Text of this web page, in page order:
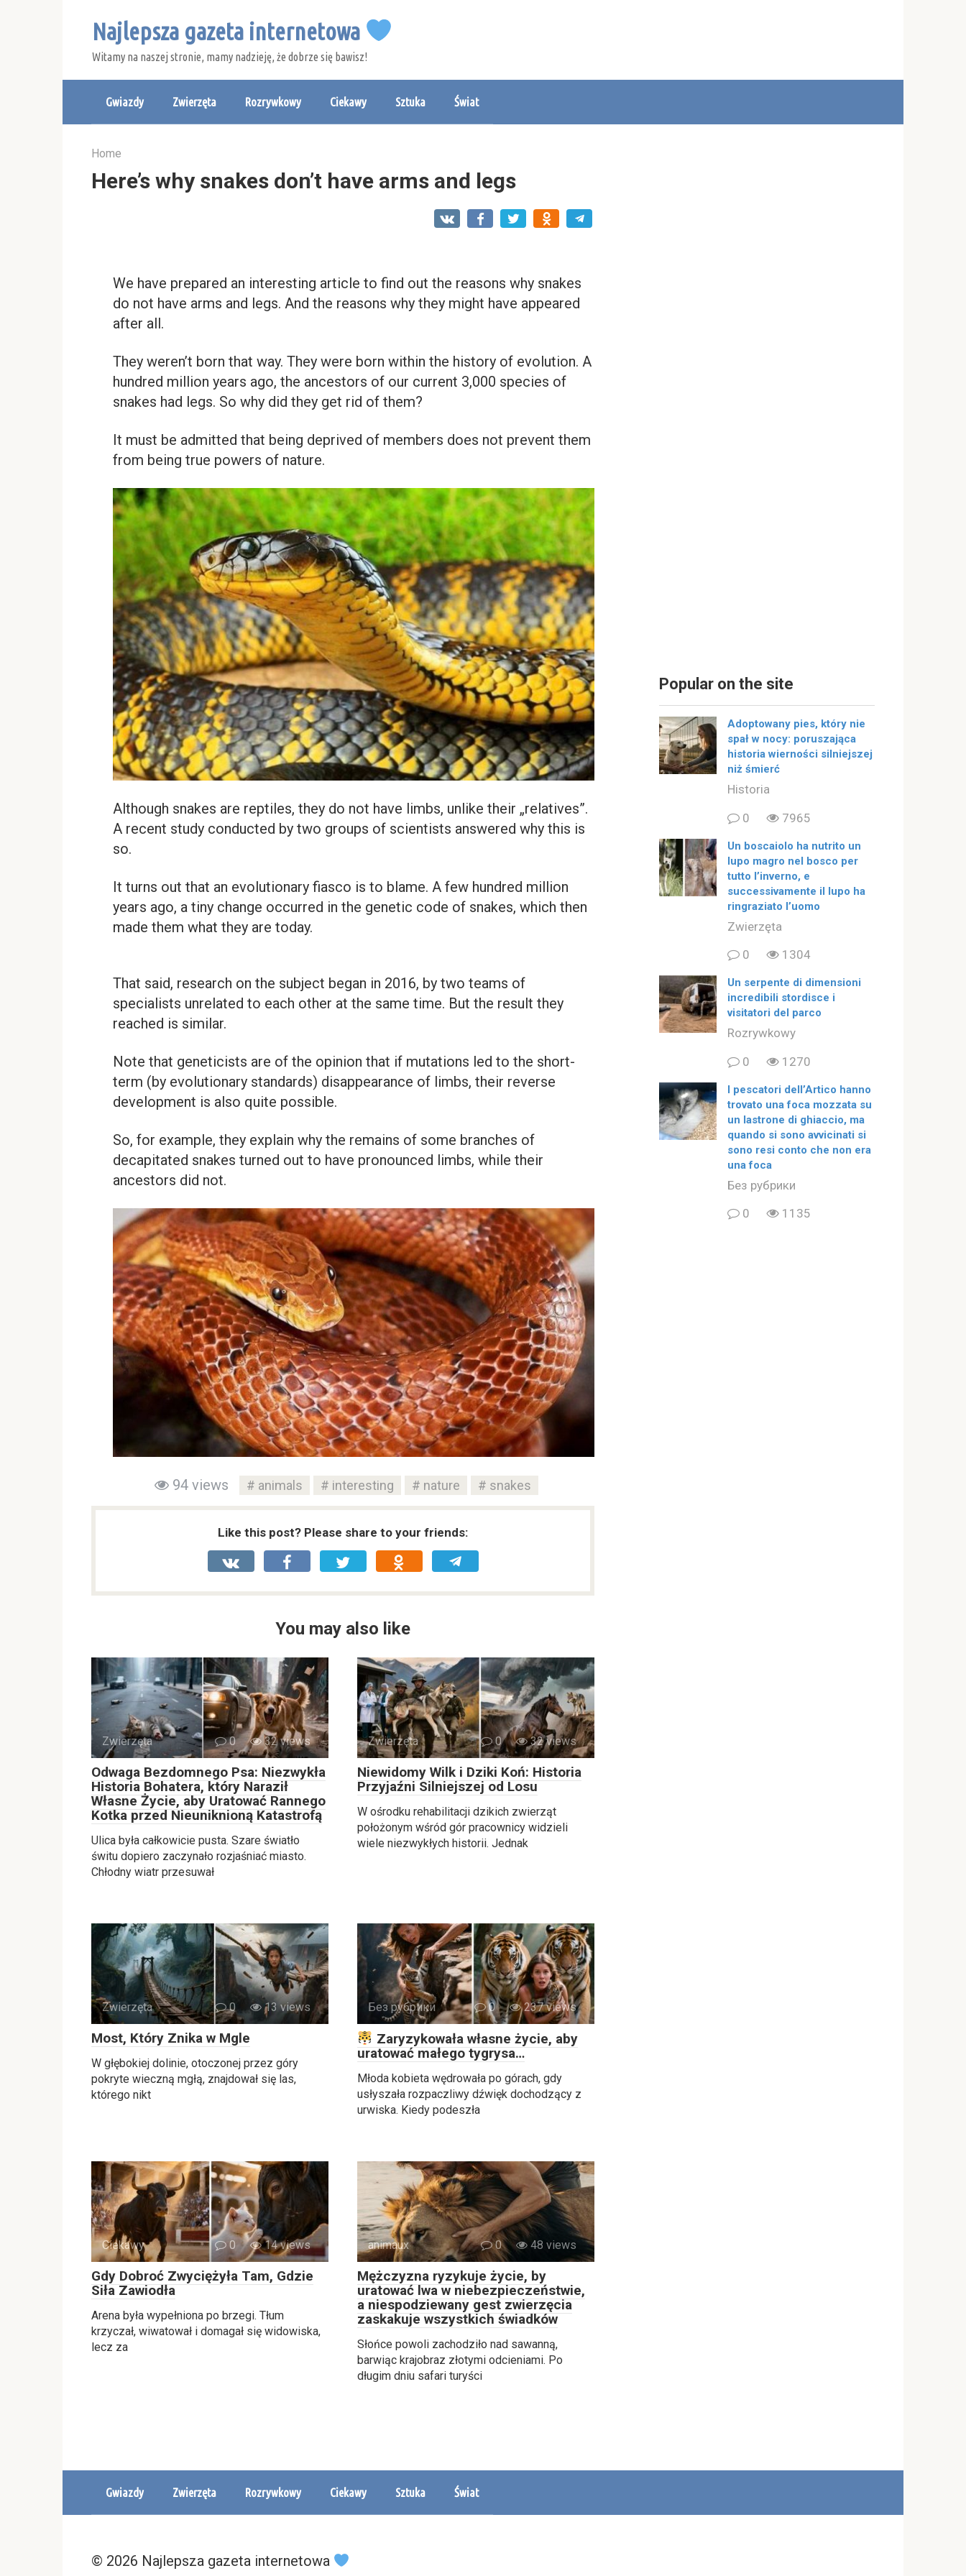
Najlepsza gazeta internetowa
Witamy na naszej stronie, mamy nadzieję, że dobrze się bawisz!
Gwiazdy Zwierzęta Rozrywkowy Ciekawy Sztuka Świat
Home
Here’s why snakes don’t have arms and legs
We have prepared an interesting article to find out the reasons why snakes
do not have arms and legs. And the reasons why they might have appeared
after all.
They weren’t born that way. They were born within the history of evolution. A
hundred million years ago, the ancestors of our current 3,000 species of
snakes had legs. So why did they get rid of them?
It must be admitted that being deprived of members does not prevent them
from being true powers of nature.
Although snakes are reptiles, they do not have limbs, unlike their „relatives”.
A recent study conducted by two groups of scientists answered why this is
so.
It turns out that an evolutionary fiasco is to blame. A few hundred million
years ago, a tiny change occurred in the genetic code of snakes, which then
made them what they are today.
That said, research on the subject began in 2016, by two teams of
specialists unrelated to each other at the same time. But the result they
reached is similar.
Note that geneticists are of the opinion that if mutations led to the short-
term (by evolutionary standards) disappearance of limbs, their reverse
development is also quite possible.
So, for example, they explain why the remains of some branches of
decapitated snakes turned out to have pronounced limbs, while their
ancestors did not.
94 views animals interesting nature snakes
Like this post? Please share to your friends:
You may also like
Zwierzęta 0 32 views
Odwaga Bezdomnego Psa: Niezwykła
Historia Bohatera, który Naraził
Własne Życie, aby Uratować Rannego
Kotka przed Nieuniknioną Katastrofą
Ulica była całkowicie pusta. Szare światło
świtu dopiero zaczynało rozjaśniać miasto.
Chłodny wiatr przesuwał
Zwierzęta 0 32 views
Niewidomy Wilk i Dziki Koń: Historia
Przyjaźni Silniejszej od Losu
W ośrodku rehabilitacji dzikich zwierząt
położonym wśród gór pracownicy widzieli
wiele niezwykłych historii. Jednak
Zwierzęta 0 13 views
Most, Który Znika w Mgle
W głębokiej dolinie, otoczonej przez góry
pokryte wieczną mgłą, znajdował się las,
którego nikt
Без рубрики 0 237 views
Zaryzykowała własne życie, aby
uratować małego tygrysa…
Młoda kobieta wędrowała po górach, gdy
usłyszała rozpaczliwy dźwięk dochodzący z
urwiska. Kiedy podeszła
Ciekawy 0 14 views
Gdy Dobroć Zwyciężyła Tam, Gdzie
Siła Zawiodła
Arena była wypełniona po brzegi. Tłum
krzyczał, wiwatował i domagał się widowiska,
lecz za
animaux 0 48 views
Mężczyzna ryzykuje życie, by
uratować lwa w niebezpieczeństwie,
a niespodziewany gest zwierzęcia
zaskakuje wszystkich świadków
Słońce powoli zachodziło nad sawanną,
barwiąc krajobraz złotymi odcieniami. Po
długim dniu safari turyści
Popular on the site
Adoptowany pies, który nie
spał w nocy: poruszająca
historia wierności silniejszej
niż śmierć
Historia
0
7965
Un boscaiolo ha nutrito un
lupo magro nel bosco per
tutto l’inverno, e
successivamente il lupo ha
ringraziato l’uomo
Zwierzęta
0
1304
Un serpente di dimensioni
incredibili stordisce i
visitatori del parco
Rozrywkowy
0
1270
I pescatori dell’Artico hanno
trovato una foca mozzata su
un lastrone di ghiaccio, ma
quando si sono avvicinati si
sono resi conto che non era
una foca
Без рубрики
0
1135
Gwiazdy Zwierzęta Rozrywkowy Ciekawy Sztuka Świat
© 2026 Najlepsza gazeta internetowa